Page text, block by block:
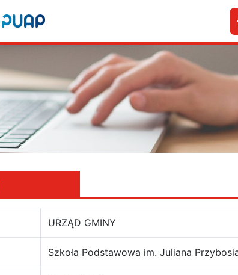
URZĄD GMINY
Szkoła Podstawowa im. Juliana